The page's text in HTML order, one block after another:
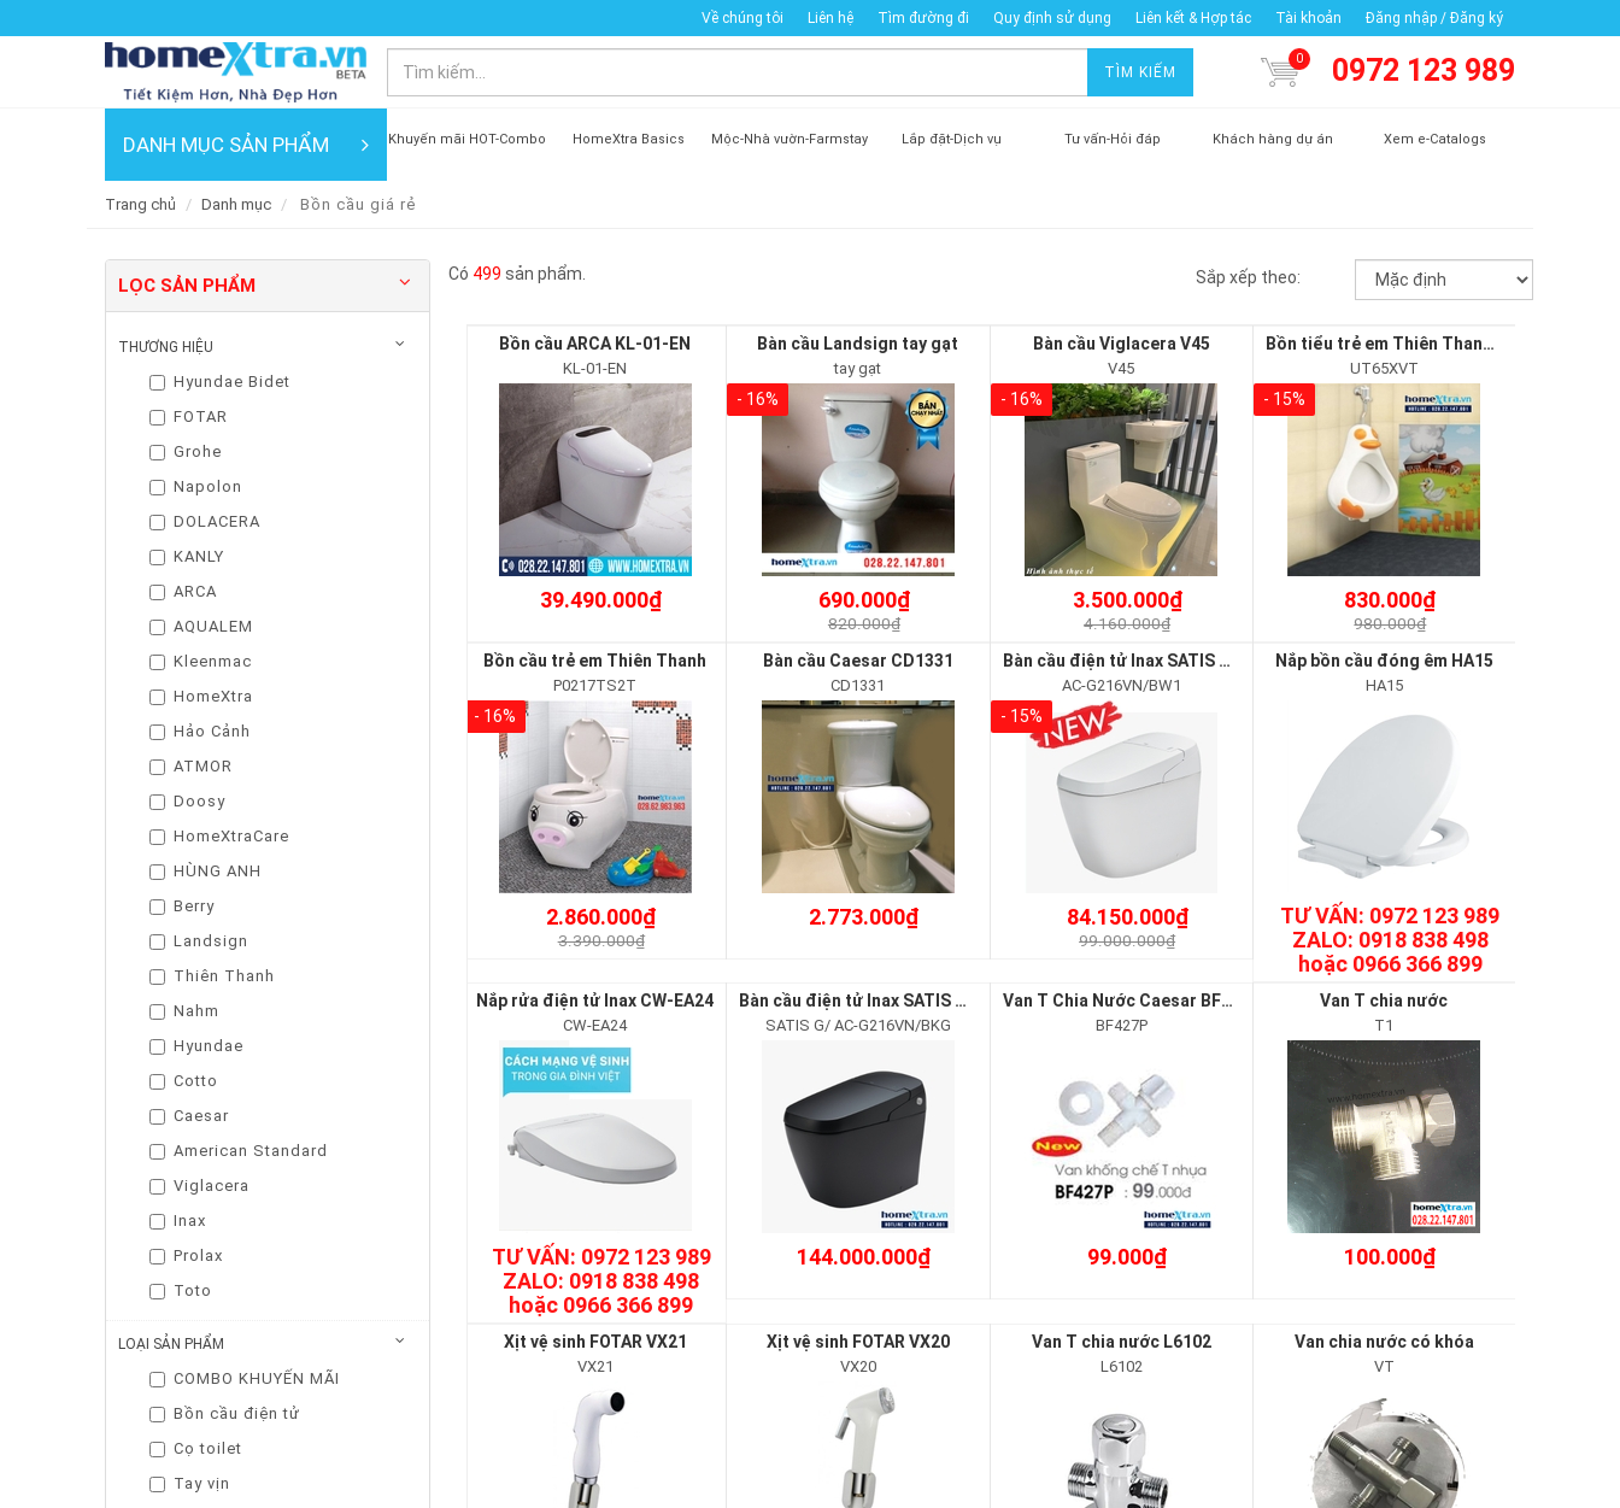
Về chúng tôi Liên hệ Tìm đường đi Quy định sử dụng Liên kết & Hợp tác Tài khoản Đăng nhập / Đăng ký
TÌM KIẾM
0 0972 123 989
DANH MỤC SẢN PHẨM Khuyến mãi HOT-Combo HomeXtra Basics Mộc-Nhà vườn-Farmstay Lắp đặt-Dịch vụ Tư vấn-Hỏi đáp Khách hàng dự án Xem e-Catalogs
Trang chủ Danh mục Bồn cầu giá rẻ
LỌC SẢN PHẨM
THƯƠNG HIỆU
Hyundae Bidet
FOTAR
Grohe
Napolon
DOLACERA
KANLY
ARCA
AQUALEM
Kleenmac
HomeXtra
Hảo Cảnh
ATMOR
Doosy
HomeXtraCare
HÙNG ANH
Berry
Landsign
Thiên Thanh
Nahm
Hyundae
Cotto
Caesar
American Standard
Viglacera
Inax
Prolax
Toto
LOẠI SẢN PHẨM
COMBO KHUYẾN MÃI
Bồn cầu điện tử
Cọ toilet
Tay vịn
Có 499 sản phẩm. Sắp xếp theo:
Bồn cầu ARCA KL-01-EN
KL-01-EN
39.490.000₫
Bàn cầu Landsign tay gạt
tay gạt
- 16%
690.000₫
820.000₫
Bàn cầu Viglacera V45
V45
- 16%
3.500.000₫
4.160.000₫
Bồn tiểu trẻ em Thiên Thanh DUCKY
UT65XVT
- 15%
830.000₫
980.000₫
Bồn cầu trẻ em Thiên Thanh
P0217TS2T
- 16%
2.860.000₫
3.390.000₫
Bàn cầu Caesar CD1331
CD1331
2.773.000₫
Bàn cầu điện tử Inax SATIS G/ AC-G216VN/BW1
AC-G216VN/BW1
- 15%
84.150.000₫
99.000.000₫
Nắp bồn cầu đóng êm HA15
HA15
TƯ VẤN: 0972 123 989
ZALO: 0918 838 498
hoặc 0966 366 899
Nắp rửa điện tử Inax CW-EA24
CW-EA24
TƯ VẤN: 0972 123 989
ZALO: 0918 838 498
hoặc 0966 366 899
Bàn cầu điện tử Inax SATIS G/ AC-G216VN/BKG
SATIS G/ AC-G216VN/BKG
144.000.000₫
Van T Chia Nước Caesar BF427P
BF427P
99.000₫
Van T chia nước
T1
100.000₫
Xịt vệ sinh FOTAR VX21
VX21
Xịt vệ sinh FOTAR VX20
VX20
Van T chia nước L6102
L6102
Van chia nước có khóa
VT